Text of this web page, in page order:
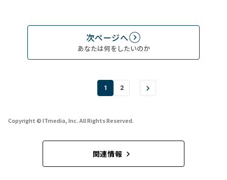
次ページへ
あなたは何をしたいのか
1 2
Copyright © ITmedia, Inc. All Rights Reserved.
関連情報